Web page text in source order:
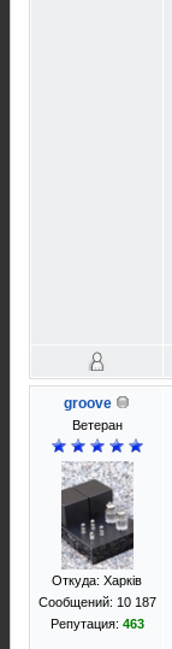
groove
Ветеран
Откуда: Харків
Сообщений: 10 187
Репутация: 463